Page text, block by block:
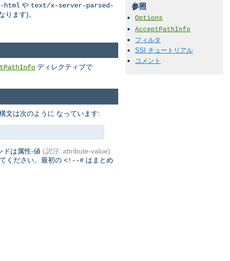
参照
Options
AcceptPathInfo
フィルタ
SSI チュートリアル
コメント
html や text/x-server-parsed-
ります)。
ディレクティブで
文は次のように なっています:
ドは属性-値 (訳注: attribute-value)
ください。最初の <!--# はまとめ